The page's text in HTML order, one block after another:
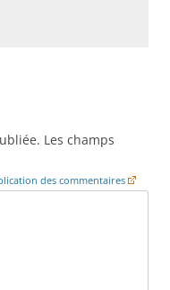
Les champs
des commentaires